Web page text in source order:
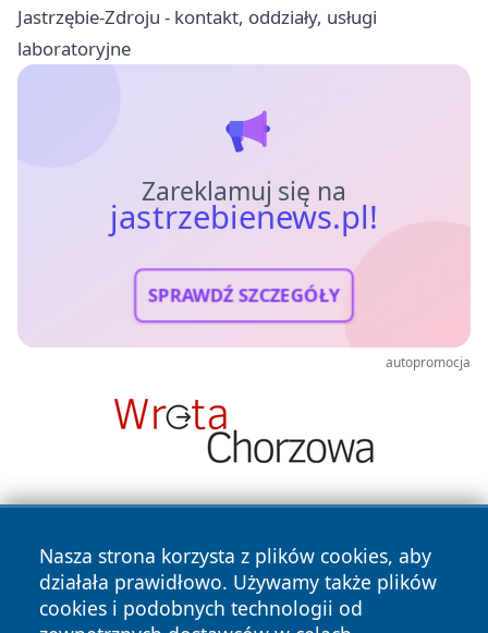
Jastrzębie-Zdroju - kontakt, oddziały, usługi
laboratoryjne
Zareklamuj się na
jastrzebienews.pl!
SPRAWDŹ SZCZEGÓŁY
autopromocja
Nasza strona korzysta z plików cookies, aby
działała prawidłowo. Używamy także plików
cookies i podobnych technologii od